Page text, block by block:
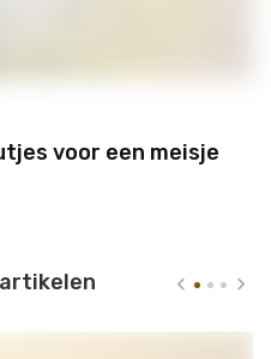
voor een meisje